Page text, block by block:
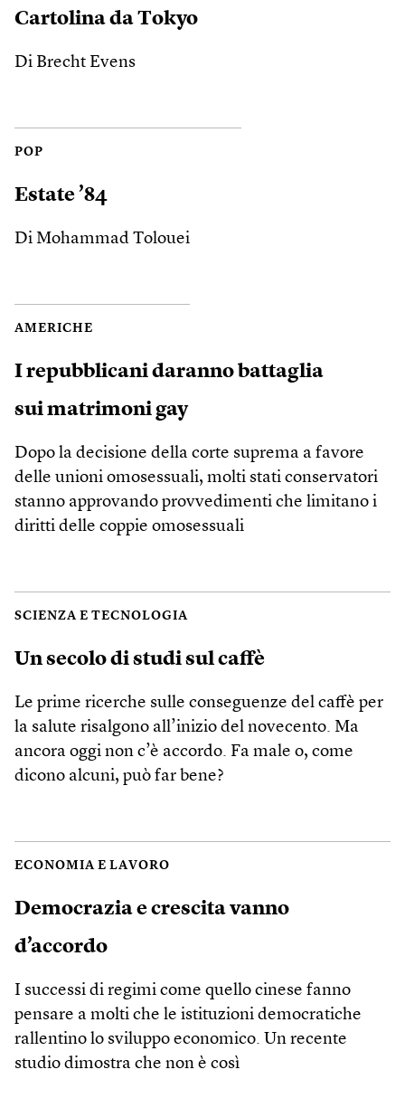
Cartolina da Tokyo
Di Brecht Evens
POP
Estate ’84
Di Mohammad Tolouei
AMERICHE
I repubblicani daranno battaglia
sui matrimoni gay
Dopo la decisione della corte suprema a favore
delle unioni omosessuali, molti stati conservatori
stanno approvando provvedimenti che limitano i
diritti delle coppie omosessuali
SCIENZA E TECNOLOGIA
Un secolo di studi sul caffè
Le prime ricerche sulle conseguenze del caffè per
la salute risalgono all’inizio del novecento. Ma
ancora oggi non c’è accordo. Fa male o, come
dicono alcuni, può far bene?
ECONOMIA E LAVORO
Democrazia e crescita vanno
d’accordo
I successi di regimi come quello cinese fanno
pensare a molti che le istituzioni democratiche
rallentino lo sviluppo economico. Un recente
studio dimostra che non è così